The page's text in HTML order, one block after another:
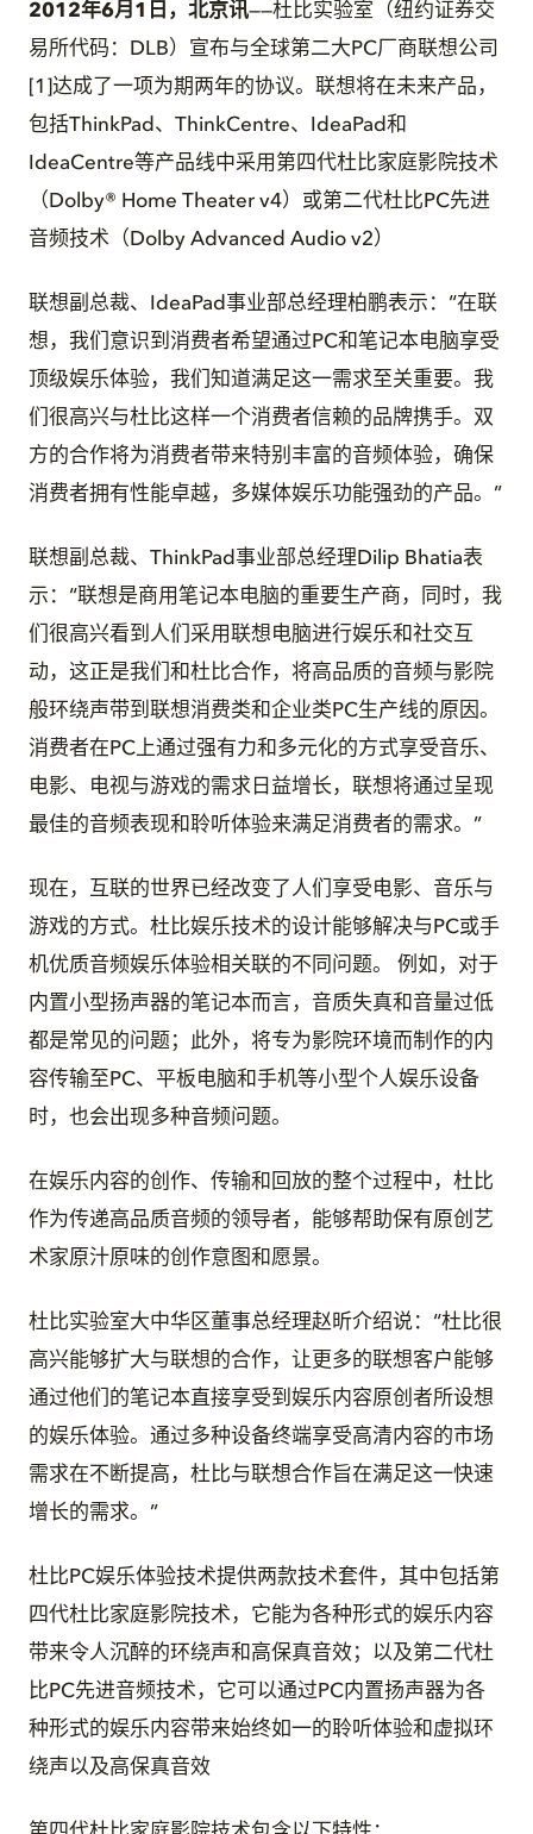
2012年6月1日，北京讯——杜比实验室（纽约证券交
易所代码：DLB）宣布与全球第二大PC厂商联想公司
[1]达成了一项为期两年的协议。联想将在未来产品，
包括ThinkPad、ThinkCentre、IdeaPad和
IdeaCentre等产品线中采用第四代杜比家庭影院技术
（Dolby® Home Theater v4）或第二代杜比PC先进
音频技术（Dolby Advanced Audio v2）
联想副总裁、IdeaPad事业部总经理柏鹏表示：“在联
想，我们意识到消费者希望通过PC和笔记本电脑享受
顶级娱乐体验，我们知道满足这一需求至关重要。我
们很高兴与杜比这样一个消费者信赖的品牌携手。双
方的合作将为消费者带来特别丰富的音频体验，确保
消费者拥有性能卓越，多媒体娱乐功能强劲的产品。”
联想副总裁、ThinkPad事业部总经理Dilip Bhatia表
示：“联想是商用笔记本电脑的重要生产商，同时，我
们很高兴看到人们采用联想电脑进行娱乐和社交互
动，这正是我们和杜比合作，将高品质的音频与影院
般环绕声带到联想消费类和企业类PC生产线的原因。
消费者在PC上通过强有力和多元化的方式享受音乐、
电影、电视与游戏的需求日益增长，联想将通过呈现
最佳的音频表现和聆听体验来满足消费者的需求。”
现在，互联的世界已经改变了人们享受电影、音乐与
游戏的方式。杜比娱乐技术的设计能够解决与PC或手
机优质音频娱乐体验相关联的不同问题。 例如，对于
内置小型扬声器的笔记本而言，音质失真和音量过低
都是常见的问题；此外，将专为影院环境而制作的内
容传输至PC、平板电脑和手机等小型个人娱乐设备
时，也会出现多种音频问题。
在娱乐内容的创作、传输和回放的整个过程中，杜比
作为传递高品质音频的领导者，能够帮助保有原创艺
术家原汁原味的创作意图和愿景。
杜比实验室大中华区董事总经理赵昕介绍说：“杜比很
高兴能够扩大与联想的合作，让更多的联想客户能够
通过他们的笔记本直接享受到娱乐内容原创者所设想
的娱乐体验。通过多种设备终端享受高清内容的市场
需求在不断提高，杜比与联想合作旨在满足这一快速
增长的需求。”
杜比PC娱乐体验技术提供两款技术套件，其中包括第
四代杜比家庭影院技术，它能为各种形式的娱乐内容
带来令人沉醉的环绕声和高保真音效；以及第二代杜
比PC先进音频技术，它可以通过PC内置扬声器为各
种形式的娱乐内容带来始终如一的聆听体验和虚拟环
绕声以及高保真音效